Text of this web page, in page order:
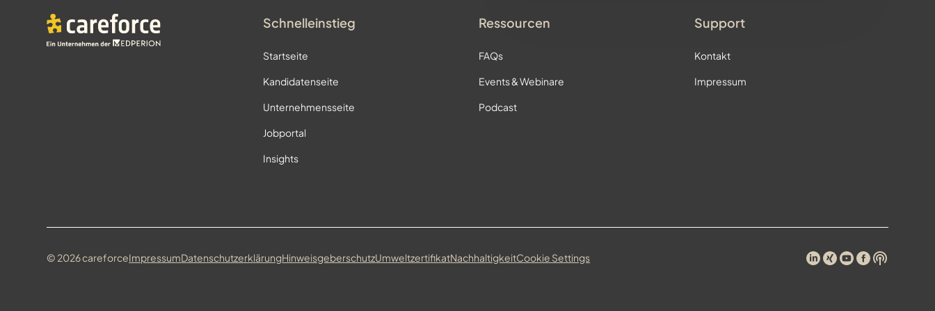
Schnelleinstieg
Startseite
Kandidatenseite
Unternehmensseite
Jobportal
Insights
Ressourcen
FAQs
Events & Webinare
Podcast
Support
Kontakt
Impressum
© 2026careforceImpressumDatenschutzerklärungHinweisgeberschutzUmweltzertifikatNachhaltigkeitCookie Settings